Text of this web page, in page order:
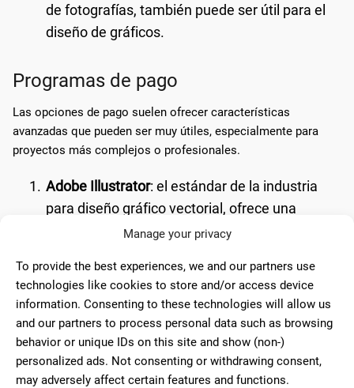
Manage your privacy
To provide the best experiences, we and our partners use
technologies like cookies to store and/or access device
information. Consenting to these technologies will allow us
and our partners to process personal data such as browsing
behavior or unique IDs on this site and show (non-)
personalized ads. Not consenting or withdrawing consent,
may adversely affect certain features and functions.
de fotografías, también puede ser útil para el
diseño de gráficos.
Programas de pago
Las opciones de pago suelen ofrecer características
avanzadas que pueden ser muy útiles, especialmente para
proyectos más complejos o profesionales.
Adobe Illustrator: el estándar de la industria
para diseño gráfico vectorial, ofrece una
amplia variedad de herramientas y
CorelDRAW: una alternativa popular a
Illustrator, conocida por ser intuitiva y potente.
Materiales y papeles especiales